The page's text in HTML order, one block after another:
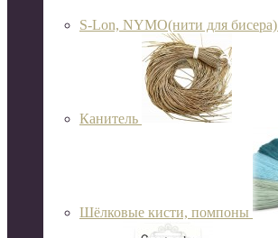
S-Lon, NYMO(нити для бисера)
Канитель
Шёлковые кисти, помпоны